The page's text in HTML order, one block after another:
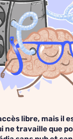
libre, mais il
ne travaille que